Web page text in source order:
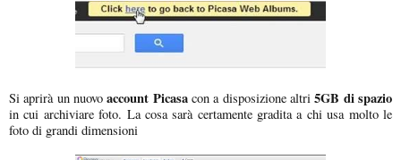
Si aprirà un nuovoaccount Picasacon a disposizione altri5GB di spazio
in cui archiviare foto. La cosa sarà certamente gradita a chi usa molto le
foto di grandi dimensioni